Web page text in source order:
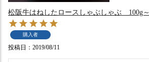
松阪牛はねしたロースしゃぶしゃぶ 100g～
購入者
投稿日 2019/08/11